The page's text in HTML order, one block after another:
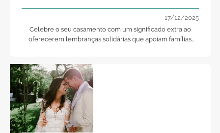
17/12/2025
Celebre o seu casamento com um significado extra ao
oferecerem lembranças solidárias que apoiam famílias